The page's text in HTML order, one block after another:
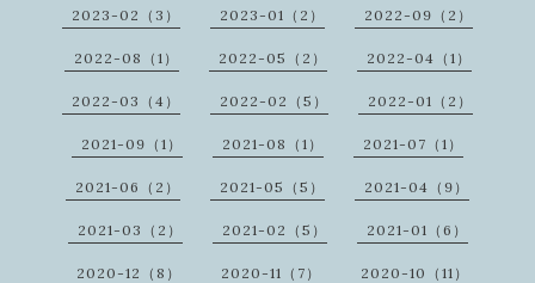
2023-02（3） 2023-01（2） 2022-09（2）
2022-08（1） 2022-05（2） 2022-04（1）
2022-03（4） 2022-02（5） 2022-01（2）
2021-09（1） 2021-08（1） 2021-07（1）
2021-06（2） 2021-05（5） 2021-04（9）
2021-03（2） 2021-02（5） 2021-01（6）
2020-12（8） 2020-11（7） 2020-10（11）